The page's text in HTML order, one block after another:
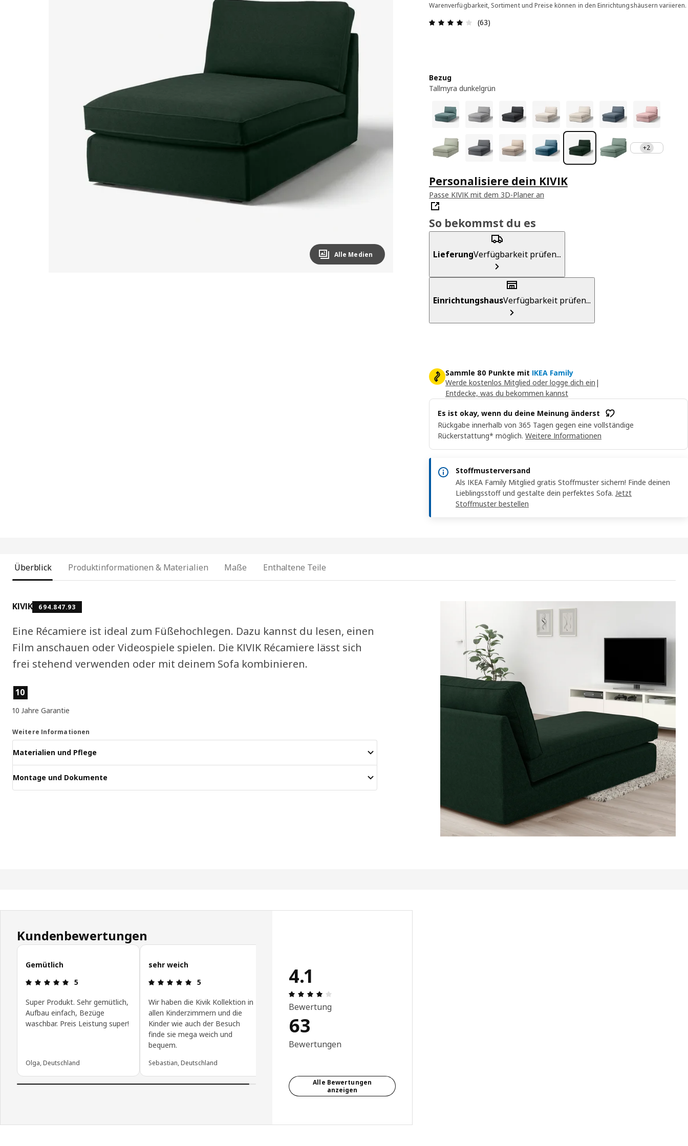
Image zoomed out, normal view
Alle Medien
Warenverfügbarkeit, Sortiment und Preise können in den Einrichtungshäusern variieren.
Bewertung: 4.1 von 5 Sterne Alle Bewertungen: 63
(63)
Bezug
Tallmyra dunkelgrün
+2
Personalisiere dein KIVIK
Passe KIVIK mit dem 3D-Planer an
So bekommst du es
LieferungVerfügbarkeit prüfen...
EinrichtungshausVerfügbarkeit prüfen...
Sammle 80 Punkte mit IKEA Family
Werde kostenlos Mitglied oder logge dich ein |
Entdecke, was du bekommen kannst
Es ist okay, wenn du deine Meinung änderst
Rückgabe innerhalb von 365 Tagen gegen eine vollständige
Rückerstattung* möglich. Weitere Informationen
Stoffmusterversand
Als IKEA Family Mitglied gratis Stoffmuster sichern! Finde deinen
Lieblingsstoff und gestalte dein perfektes Sofa. Jetzt
Stoffmuster bestellen
Überblick Produktinformationen & Materialien Maße Enthaltene Teile
KIVIK 694.847.93
Eine Récamiere ist ideal zum Füßehochlegen. Dazu kannst du lesen, einen
Film anschauen oder Videospiele spielen. Die KIVIK Récamiere lässt sich
frei stehend verwenden oder mit deinem Sofa kombinieren.
Produktmerkmale
10
10 Jahre Garantie
Weitere Informationen
Materialien und Pflege
Montage und Dokumente
Kundenbewertungen
Kundenbewertungen überspringen
Gemütlich
Bewertung: 5 von 5 Sterne
5
Super Produkt. Sehr gemütlich,
Aufbau einfach, Bezüge
waschbar. Preis Leistung super!
Olga, Deutschland
sehr weich
Bewertung: 5 von 5 Sterne
5
Wir haben die Kivik Kollektion in
allen Kinderzimmern und die
Kinder wie auch der Besuch
finde sie mega weich und
bequem.
Sebastian, Deutschland
4.1
Bewertung
63
Bewertungen
Alle Bewertungen
anzeigen